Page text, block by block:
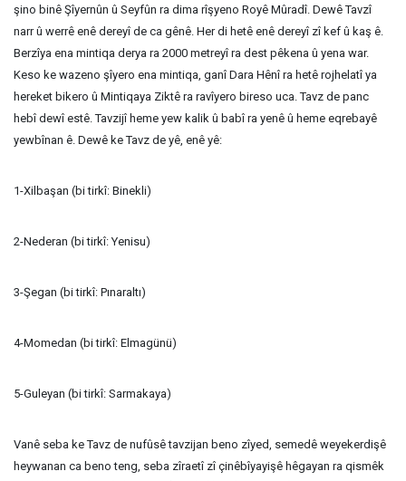
şino binê Şîyernûn û Seyfûn ra dima rîşyeno Royê Mûradî. Dewê Tavzî
narr û werrê enê dereyî de ca gênê. Her di hetê enê dereyî zî kef û kaş ê.
Berzîya ena mintiqa derya ra 2000 metreyî ra dest pêkena û yena war.
Keso ke wazeno şîyero ena mintiqa, ganî Dara Hênî ra hetê rojhelatî ya
hereket bikero û Mintiqaya Ziktê ra ravîyero bireso uca. Tavz de panc
hebî dewî estê. Tavzijî heme yew kalik û babî ra yenê û heme eqrebayê
yewbînan ê. Dewê ke Tavz de yê, enê yê:
1-Xilbaşan (bi tirkî: Binekli)
2-Nederan (bi tirkî: Yenisu)
3-Şegan (bi tirkî: Pınaraltı)
4-Momedan (bi tirkî: Elmagünü)
5-Guleyan (bi tirkî: Sarmakaya)
Vanê seba ke Tavz de nufûsê tavzijan beno zîyed, semedê weyekerdişê
heywanan ca beno teng, seba zîraetî zî çinêbîyayişê hêgayan ra qismêk